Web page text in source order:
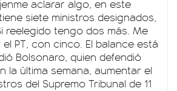
aclarar algo, en este
siete ministros designados,
reelegido tengo dos más. Me
PT, con cinco. El balance está
Bolsonaro, quien defendió
la última semana, aumentar el
del Supremo Tribunal de 11